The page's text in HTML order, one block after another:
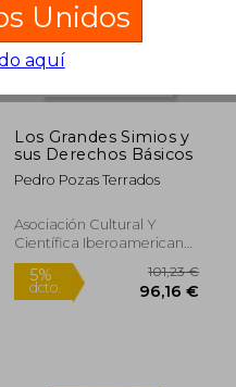
Los Grandes Simios y
sus Derechos Básicos
Pedro Pozas Terrados
Asociación Cultural Y
Científica Iberoamericana,
2019, 1 Edición, Tapa
Blanda, Nuevo
Unidos
aquí